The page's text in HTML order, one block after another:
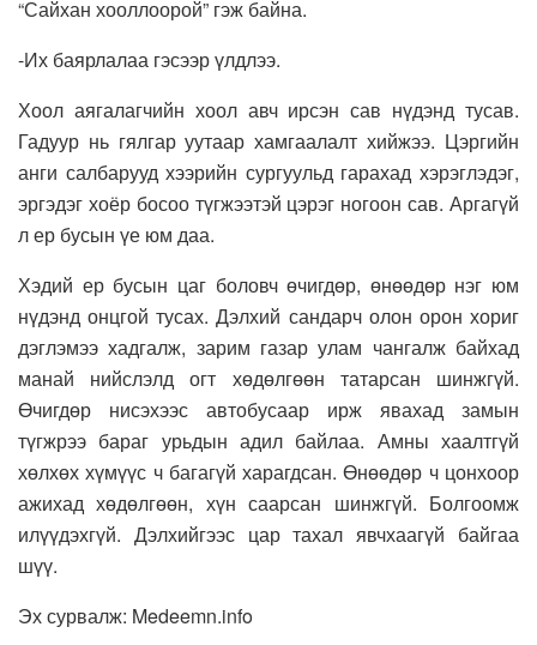
“Сайхан хооллоорой” гэж байна.
-Их баярлалаа гэсээр үлдлээ.
Хоол аягалагчийн хоол авч ирсэн сав нүдэнд тусав.
Гадуур нь гялгар уутаар хамгаалалт хийжээ. Цэргийн
анги салбарууд хээрийн сургуульд гарахад хэрэглэдэг,
эргэдэг хоёр босоо түгжээтэй цэрэг ногоон сав. Аргагүй
л ер бусын үе юм даа.
Хэдий ер бусын цаг боловч өчигдөр, өнөөдөр нэг юм
нүдэнд онцгой тусах. Дэлхий сандарч олон орон хориг
дэглэмээ хадгалж, зарим газар улам чангалж байхад
манай нийслэлд огт хөдөлгөөн татарсан шинжгүй.
Өчигдөр нисэхээс автобусаар ирж явахад замын
түгжрээ бараг урьдын адил байлаа. Амны хаалтгүй
хөлхөх хүмүүс ч багагүй харагдсан. Өнөөдөр ч цонхоор
ажихад хөдөлгөөн, хүн саарсан шинжгүй. Болгоомж
илүүдэхгүй. Дэлхийгээс цар тахал явчхаагүй байгаа
шүү.
Эх сурвалж: Medeemn.info